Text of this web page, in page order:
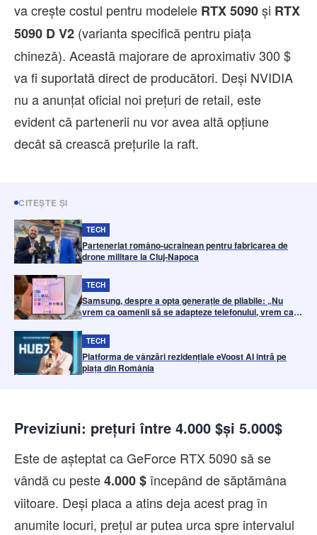
va crește costul pentru modelele RTX 5090și RTX
5090 D V2 (varianta specifică pentru piața
chineză). Această majorare de aproximativ 300 $
va fi suportată direct de producători. Deși NVIDIA
nu a anunțat oficial noi prețuri de retail, este
evident că partenerii nu vor avea altă opțiune
decât să crească prețurile la raft.
CITEȘTE ȘI
TECH
Parteneriat româno-ucrainean pentru fabricarea de
drone militare la Cluj-Napoca
TECH
Samsung, despre a opta generație de pliabile: „Nu
vrem ca oamenii să se adapteze telefonului, vrem ca
trăiesc
TECH
Platforma de vânzări rezidențiale eVoost AI intră pe
piața din România
Previziuni: prețuri între 4.000 $și 5.000$
Este de așteptat ca GeForce RTX 5090 să se
vândă cu peste4.000 $începând de săptămâna
viitoare. Deși placa a atins deja acest prag în
anumite locuri, prețul ar putea urca spre intervalul